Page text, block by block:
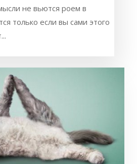
не вьются роем в
только если вы сами этого